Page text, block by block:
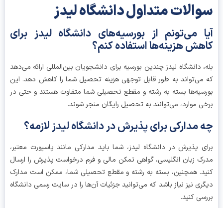
متداولدانشگاه لیدز
می‌تونم از بورسیه‌های دانشگاه لیدز برای
هزینه‌ها استفاده کنم؟
دانشگاه لیدز چندین بورسیه برای دانشجویان بین‌المللی ارائه می‌دهد
می‌تواند به طور قابل توجهی هزینه تحصیل شما را کاهش دهد. این
بسته به رشته و مقطع تحصیلی شما متفاوت هستند و حتی در
موارد، می‌توانند به تحصیل رایگان منجر شوند.
مدارکی برای پذیرش در دانشگاه لیدز لازمه؟
پذیرش در دانشگاه لیدز، شما باید مدارکی مانند پاسپورت معتبر،
زبان انگلیسی، گواهی تمکن مالی و فرم درخواست پذیرش را ارسال
همچنین، بسته به رشته و مقطع تحصیلی شما، ممکن است مدارک
نیز نیاز باشد که می‌توانید جزئیات آن‌ها را در سایت رسمی دانشگاه
کنید.